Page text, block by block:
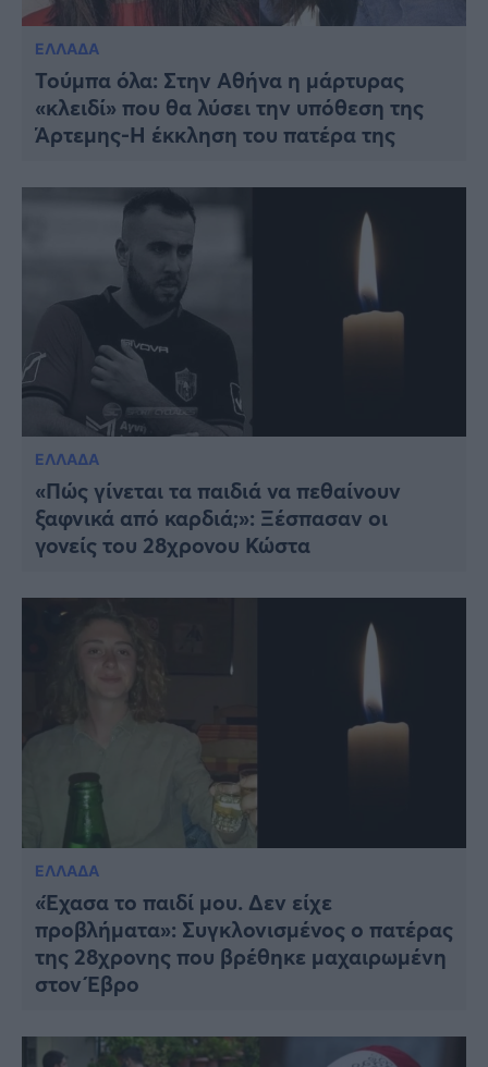
ΕΛΛΑΔΑ
Τούμπα όλα: Στην Αθήνα η μάρτυρας
«κλειδί» που θα λύσει την υπόθεση της
Άρτεμης-Η έκκληση του πατέρα της
ΕΛΛΑΔΑ
«Πώς γίνεται τα παιδιά να πεθαίνουν
ξαφνικά από καρδιά;»: Ξέσπασαν οι
γονείς του 28χρονου Κώστα
ΕΛΛΑΔΑ
«Έχασα το παιδί μου. Δεν είχε
προβλήματα»: Συγκλονισμένος ο πατέρας
της 28χρονης που βρέθηκε μαχαιρωμένη
στον Έβρο